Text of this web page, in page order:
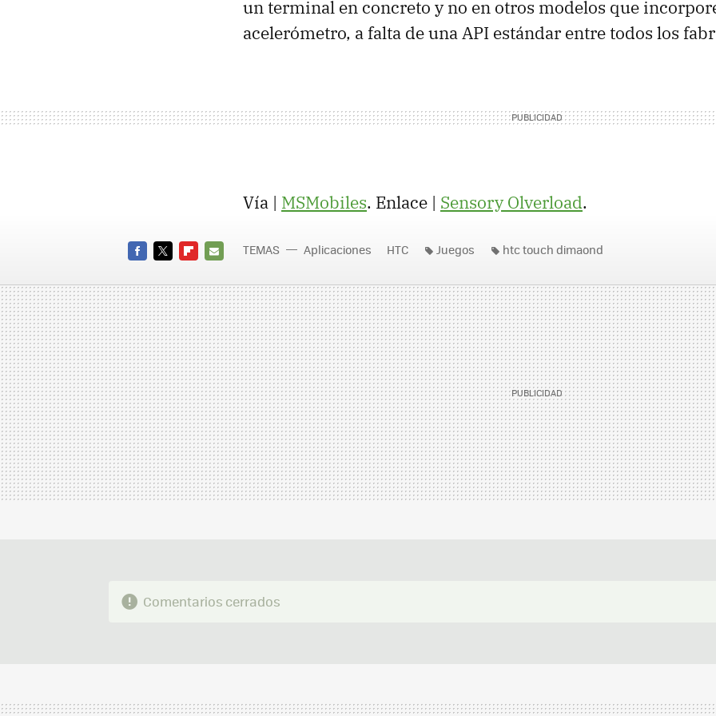
un terminal en concreto y no en otros modelos que
acelerómetro, a falta de una API estándar entre todos los
Vía | MSMobiles. Enlace | Sensory Olverload.
MAIL
TEMAS Aplicaciones HTC Juegos htc touch dimaond
Comentarios cerrados